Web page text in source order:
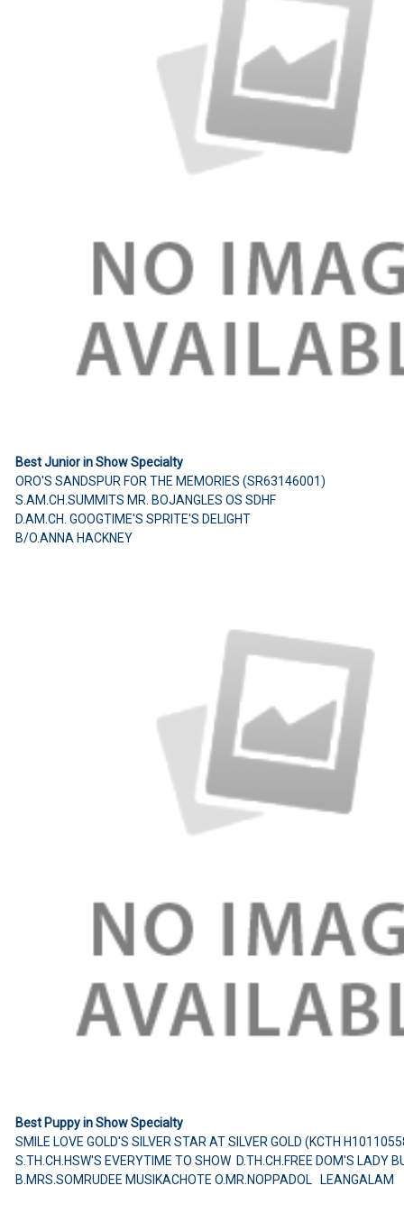
Best Junior in Show Specialty
ORO'S SANDSPUR FOR THE MEMORIES (SR63146001)
S.AM.CH.SUMMITS MR. BOJANGLES OS SDHF
D.AM.CH. GOOGTIME'S SPRITE'S DELIGHT
B/O.ANNA HACKNEY
Best Puppy in Show Specialty
SMILE LOVE GOLD'S SILVER STAR AT SILVER GOLD (KCTH
S.TH.CH.HSW'S EVERYTIME TO SHOW D.TH.CH.FREE DOM'S LADY
B.MRS.SOMRUDEE MUSIKACHOTE O.MR.NOPPADOL LEANGALAM